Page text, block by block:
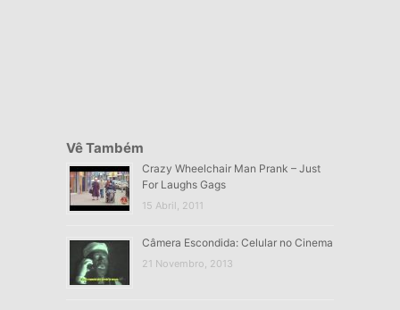
Vê Também
Crazy Wheelchair Man Prank – Just
For Laughs Gags
15 Abril, 2011
Câmera Escondida: Celular no Cinema
21 Novembro, 2013